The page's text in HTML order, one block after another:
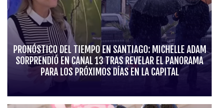
PRONÓSTICO DEL TIEMPO EN SANTIAGO: MICHELLE ADAM
SORPRENDIÓ EN CANAL 13 TRAS REVELAR EL PANORAMA
PARA LOS PRÓXIMOS DÍAS EN LA CAPITAL